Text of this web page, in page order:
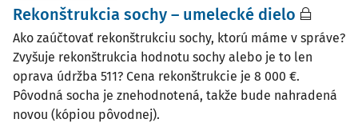
Rekonštrukcia sochy – umelecké dielo
Ako zaúčtovať rekonštrukciu sochy, ktorú máme v správe?
Zvyšuje rekonštrukcia hodnotu sochy alebo je to len
oprava údržba 511? Cena rekonštrukcie je 8 000 €.
Pôvodná socha je znehodnotená, takže bude nahradená
novou (kópiou pôvodnej).